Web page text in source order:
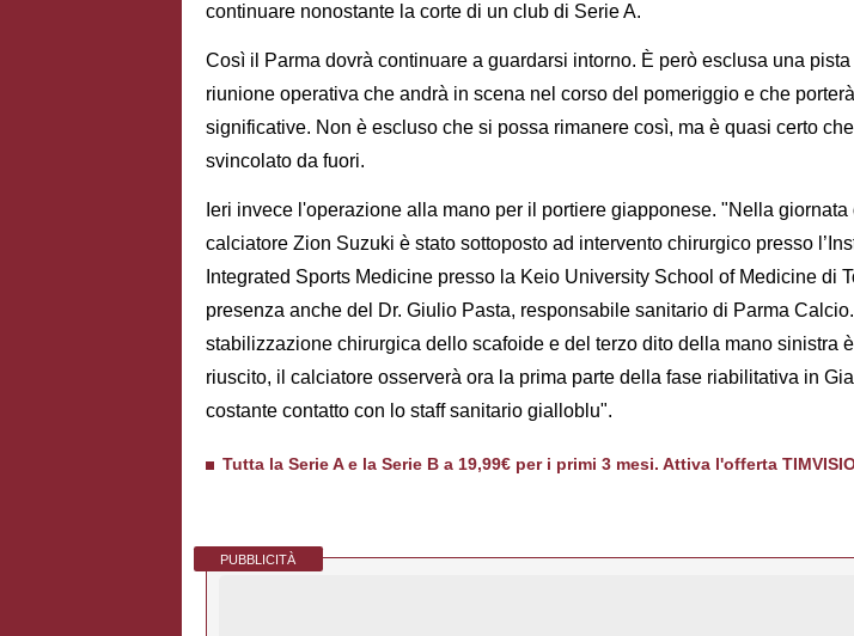
continuare nonostante la corte di un club di Serie A.
Così il Parma dovrà continuare a guardarsi intorno. È però esclusa una
riunione operativa che andrà in scena nel corso del pomeriggio e che
significative. Non è escluso che si possa rimanere così, ma è quasi certo
svincolato da fuori.
Ieri invece l'operazione alla mano per il portiere giapponese. "Nella giornata
calciatore Zion Suzuki è stato sottoposto ad intervento chirurgico presso
Integrated Sports Medicine presso la Keio University School of Medicine di
presenza anche del Dr. Giulio Pasta, responsabile sanitario di Parma Calcio.
stabilizzazione chirurgica dello scafoide e del terzo dito della mano sinistra
riuscito, il calciatore osserverà ora la prima parte della fase riabilitativa in
costante contatto con lo staff sanitario gialloblu".
Tutta la Serie A e la Serie B a 19,99€ per i primi 3 mesi. Attiva l'offerta
PUBBLICITÀ